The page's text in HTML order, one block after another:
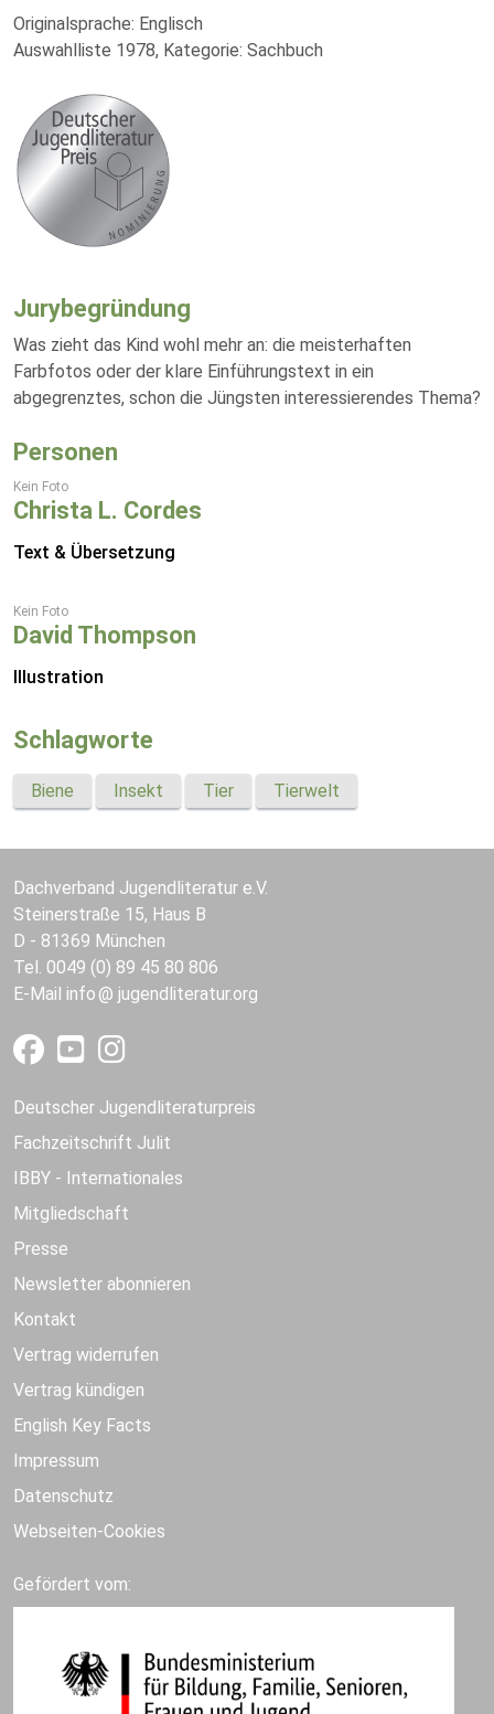
Originalsprache: Englisch
Auswahlliste 1978, Kategorie: Sachbuch
Jurybegründung
Was zieht das Kind wohl mehr an: die meisterhaften
Farbfotos oder der klare Einführungstext in ein
abgegrenztes, schon die Jüngsten interessierendes Thema?
Personen
Kein Foto
Christa L. Cordes
Text & Übersetzung
Kein Foto
David Thompson
Illustration
Schlagworte
Biene Insekt Tier Tierwelt
Dachverband Jugendliteratur e.V.
Steinerstraße 15, Haus B
D - 81369 München
Tel. 0049 (0) 89 45 80 806
E-Mail info jugendliteratur.org
Deutscher Jugendliteraturpreis
Fachzeitschrift Julit
IBBY - Internationales
Mitgliedschaft
Presse
Newsletter abonnieren
Kontakt
Vertrag widerrufen
Vertrag kündigen
English Key Facts
Impressum
Datenschutz
Webseiten-Cookies
Gefördert vom: